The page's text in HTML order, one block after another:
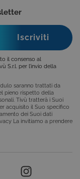
il consenso al
S.r.l. per l’invio della
saranno trattati da
pieno rispetto della
Tivù tratterà i Suoi
acquisito il Suo specifico
dei Suoi dati
La invitiamo a prendere
sito